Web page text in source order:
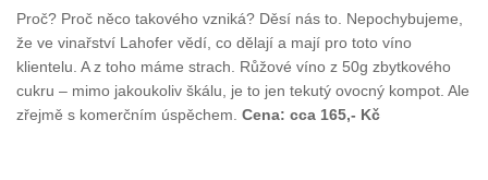
Proč? Proč něco takového vzniká? Děsí nás to. Nepochybujeme,
že ve vinařství Lahofer vědí, co dělají a mají pro toto víno
klientelu. A z toho máme strach. Růžové víno z 50g zbytkového
cukru – mimo jakoukoliv škálu, je to jen tekutý ovocný kompot. Ale
zřejmě s komerčním úspěchem. Cena: cca 165,- Kč